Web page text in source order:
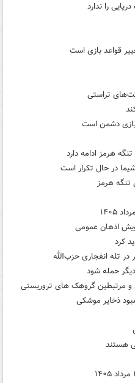
را ندارد
قواعد بازی است
دشمن است
هرمز ادامه دارد
در حال تکرار است
تنگه هرمز
کرد
حمله شود
ذخایر موشکی
هستند